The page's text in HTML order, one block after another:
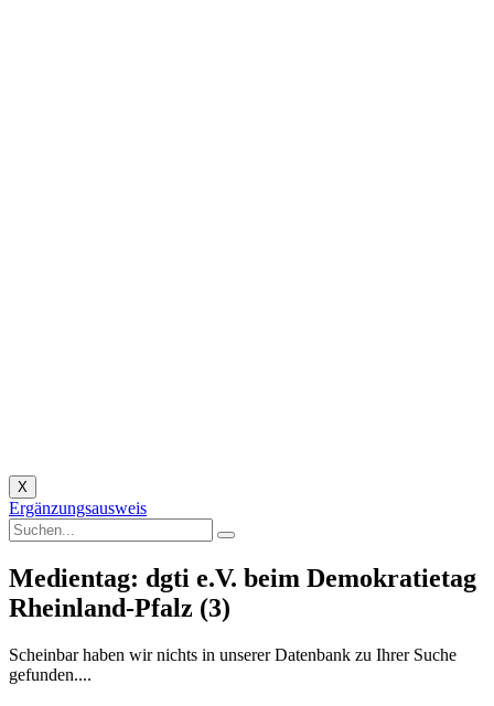
X
Ergänzungsausweis
Medientag: dgti e.V. beim Demokratietag
Rheinland-Pfalz (3)
Scheinbar haben wir nichts in unserer Datenbank zu Ihrer Suche
gefunden....